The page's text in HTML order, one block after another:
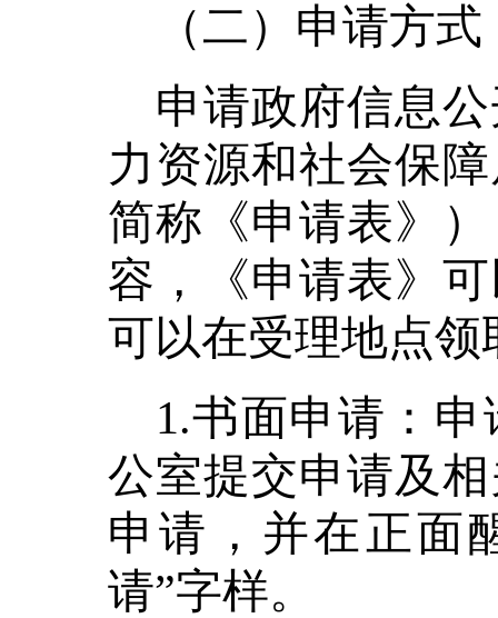
（二）申请方式
申请政府信息
力资源和社会保
简称《申请表》
容，《申请表》
可以在受理地点领
1.书面申请：
公室提交申请及
申请，并在正面
请”字样。